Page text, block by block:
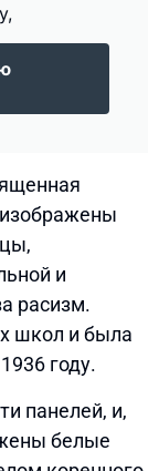
и
расизм.
школ и была
году.
панелей, и,
белые